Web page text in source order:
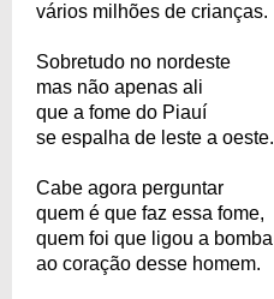
vários milhões de crianças.
Sobretudo no nordeste
mas não apenas ali
que a fome do Piauí
se espalha de leste a oeste.
Cabe agora perguntar
quem é que faz essa fome,
quem foi que ligou a bomba
ao coração desse homem.